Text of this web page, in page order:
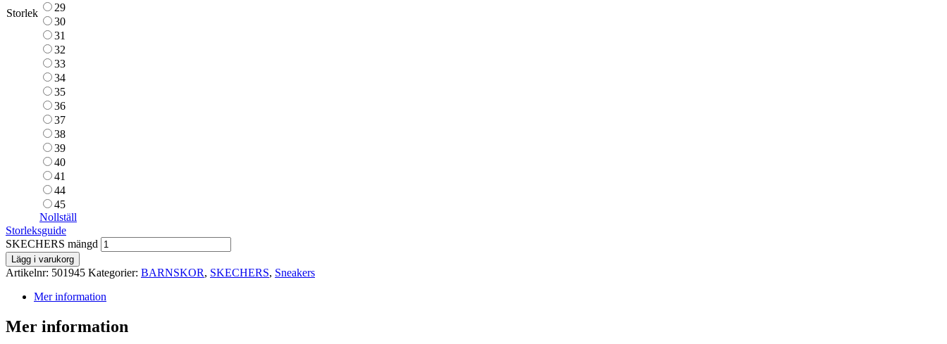
Storlek
29
30
31
32
33
34
35
36
37
38
39
40
41
44
45
Nollställ
Storleksguide
SKECHERS mängd
Lägg i varukorg
Artikelnr: 501945 Kategorier: BARNSKOR, SKECHERS, Sneakers
Mer information
Mer information